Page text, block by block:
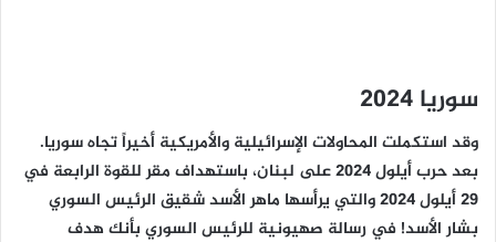
سوريا 2024
وقد استكملت المحاولات الإسرائيلية والأمريكية أخيراً تجاه سوريا.
بعد حرب أيلول 2024 على لبنان، باستهداف مقر للقوة الرابعة في
29 أيلول 2024 والتي يرأسها ماهر الأسد شقيق الرئيس السوري
بشار الأسد! في رسالة صهيونية للرئيس السوري بأنك هدف